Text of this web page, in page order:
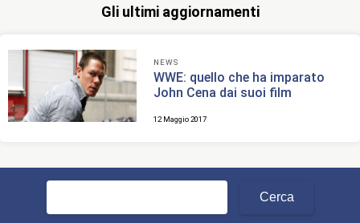
Gli ultimi aggiornamenti
NEWS
WWE: quello che ha imparato
John Cena dai suoi film
12 Maggio 2017
Ricerca